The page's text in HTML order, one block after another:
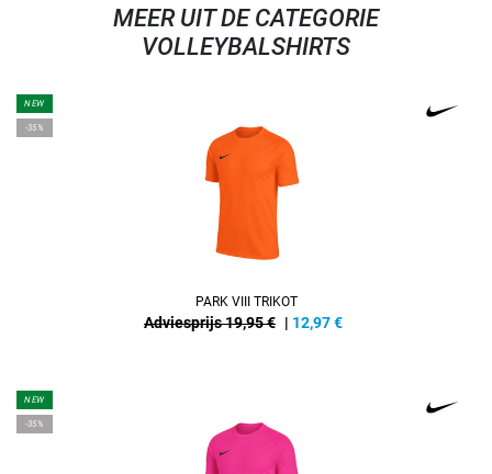
MEER UIT DE CATEGORIE
VOLLEYBALSHIRTS
NEW
-35%
PARK VIII TRIKOT
Adviesprijs 19,95 € | 12,97€
NEW
-35%